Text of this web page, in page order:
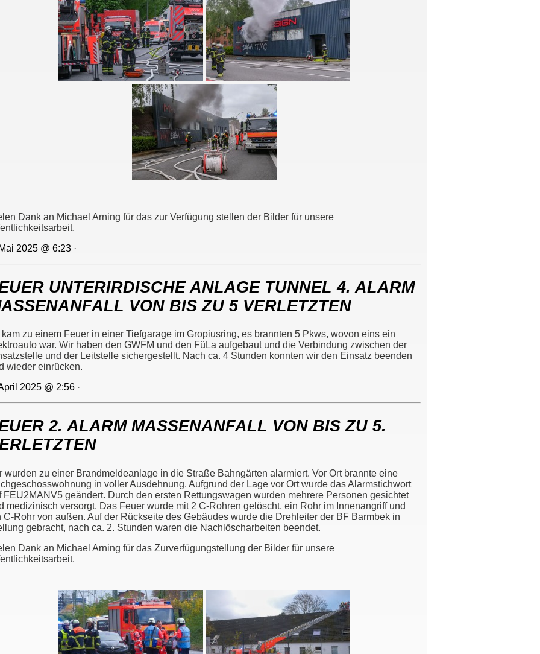
Dank an Michael Arning für das zur Verfügung stellen der Bilder für unsere
2025 @ 6:23 ·
UNTERIRDISCHE ANLAGE TUNNEL 4. ALARM
VON BIS ZU 5 VERLETZTEN
kam zu einem Feuer in einer Tiefgarage im Gropiusring, es brannten 5 Pkws, wovon eins ein
war. Wir haben den GWFM und den FüLa aufgebaut und die Verbindung zwischen der
und der Leitstelle sichergestellt. Nach ca. 4 Stunden konnten wir den Einsatz beenden
wieder einrücken.
2025 @ 2:56 ·
2. ALARM MASSENANFALL VON BIS ZU 5.
wurden zu einer Brandmeldeanlage in die Straße Bahngärten alarmiert. Vor Ort brannte eine
in voller Ausdehnung. Aufgrund der Lage vor Ort wurde das Alarmstichwort
FEU2MANV5 geändert. Durch den ersten Rettungswagen wurden mehrere Personen gesichtet
medizinisch versorgt. Das Feuer wurde mit 2 C-Rohren gelöscht, ein Rohr im Innenangriff und
C-Rohr von außen. Auf der Rückseite des Gebäudes wurde die Drehleiter der BF Barmbek in
gebracht, nach ca. 2. Stunden waren die Nachlöscharbeiten beendet.
Dank an Michael Arning für das Zurverfügungstellung der Bilder für unsere